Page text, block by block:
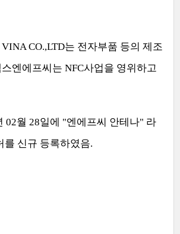
CO.,LTD는 전자부품 등의 제조
엔에프씨는 NFC사업을 영위하고
02월 28일에 "엔에프씨 안테나" 라
를 신규 등록하였음.